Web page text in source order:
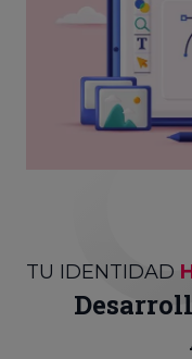
TU IDENTIDAD